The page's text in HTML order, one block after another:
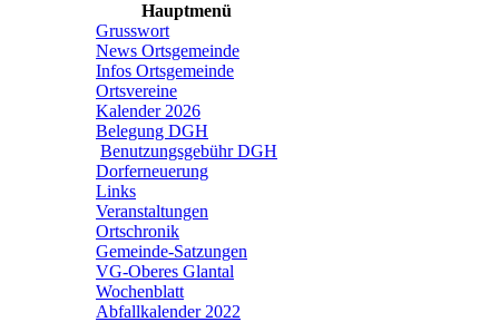
Hauptmenü
Grusswort
News Ortsgemeinde
Infos Ortsgemeinde
Ortsvereine
Kalender 2026
Belegung DGH
Benutzungsgebühr DGH
Dorferneuerung
Links
Veranstaltungen
Ortschronik
Gemeinde-Satzungen
VG-Oberes Glantal
Wochenblatt
Abfallkalender 2022